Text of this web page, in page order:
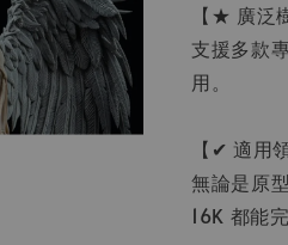
【★ 廣泛
支援多款
用。
【✔ 適用
無論是原
16K 都能